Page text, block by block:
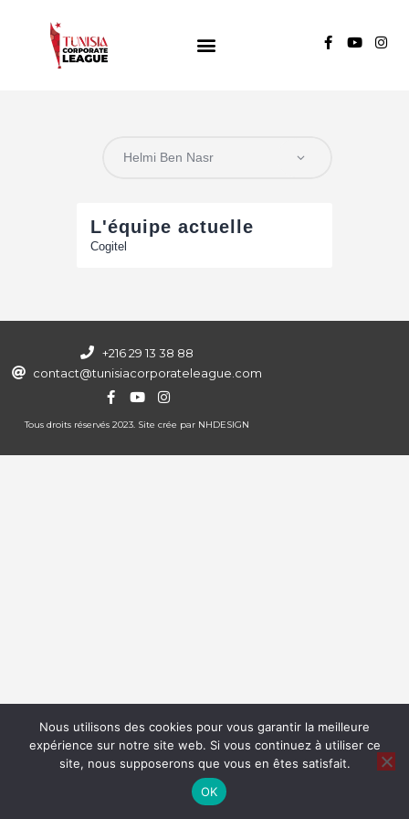
TUNISIA CORPORATE LEAGUE
Groupe B
L'équipe actuelle
Cogitel
+216 29 13 38 88
contact@tunisiacorporateleague.com
Tous droits réservés 2023. Site crée par NHDESIGN
Nous utilisons des cookies pour vous garantir la meilleure
expérience sur notre site web. Si vous continuez à utiliser ce
site, nous supposerons que vous en êtes satisfait.
OK